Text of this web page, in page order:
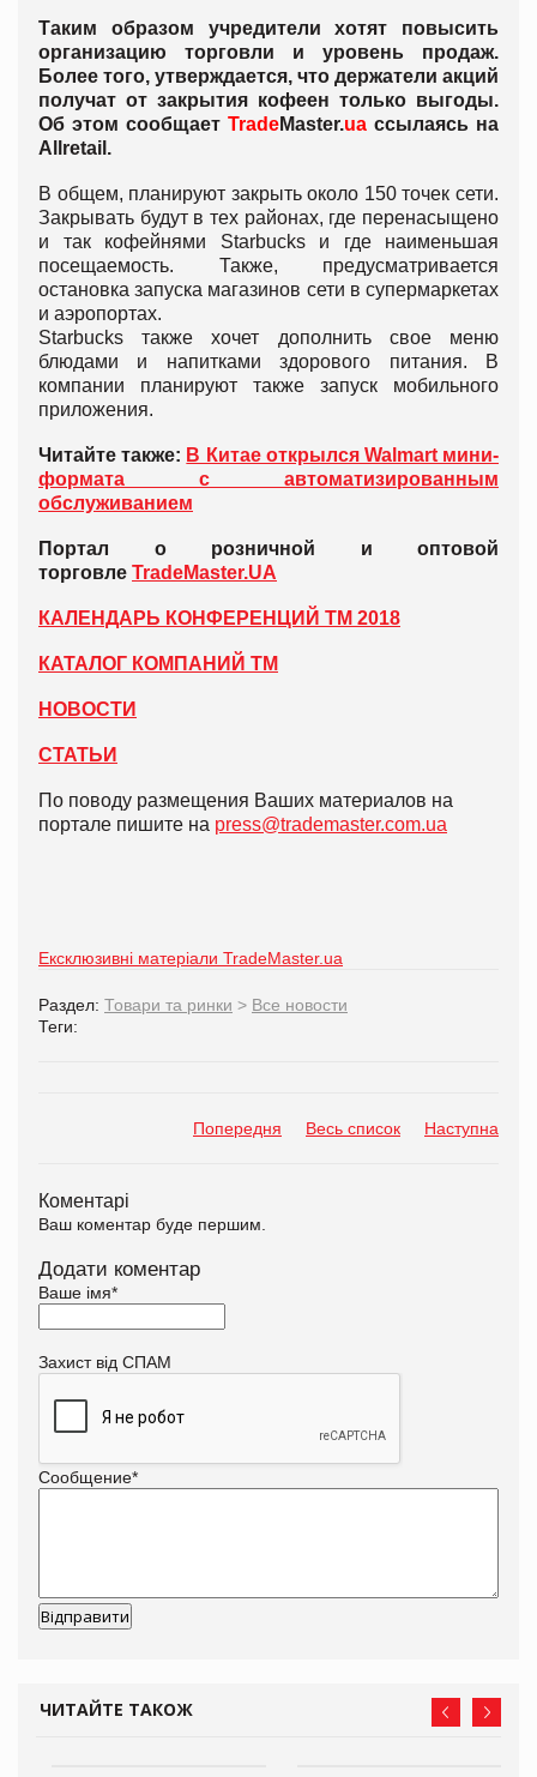
Таким образом учредители хотят повысить
организацию торговли и уровень продаж.
Более того, утверждается, что держатели акций
получат от закрытия кофеен только выгоды.
Об этом сообщает TradeMaster.ua ссылаясь на
Allretail.
В общем, планируют закрыть около 150 точек сети.
Закрывать будут в тех районах, где перенасыщено
и так кофейнями Starbucks и где наименьшая
посещаемость. Также, предусматривается
остановка запуска магазинов сети в супермаркетах
и аэропортах.
Starbucks также хочет дополнить свое меню
блюдами и напитками здорового питания. В
компании планируют также запуск мобильного
приложения.
Читайте также: В Китае открылся Walmart мини-
формата с автоматизированным
обслуживанием
Портал о розничной и оптовой
торговле TradeMaster.UA
КАЛЕНДАРЬ КОНФЕРЕНЦИЙ ТМ 2018
КАТАЛОГ КОМПАНИЙ ТМ
НОВОСТИ
СТАТЬИ
По поводу размещения Ваших материалов на
портале пишите на press@trademaster.com.ua
Ексклюзивні матеріали TradeMaster.ua
Раздел: Товари та ринки > Все новости
Теги:
Попередня Весь список Наступна
Коментарі
Ваш коментар буде першим.
Додати коментар
Ваше імя*
Захист від СПАМ
Сообщение*
ЧИТАЙТЕ ТАКОЖ